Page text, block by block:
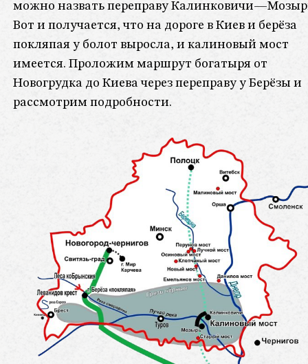
можно назвать переправу
Вот и получается, что на дороге в Киев и берёза
покляпая у болот выросла, и калиновый мост
имеется. Проложим маршрут богатыря от
Новогрудка до Киева через переправу у Берёзы и
рассмотрим подробности.